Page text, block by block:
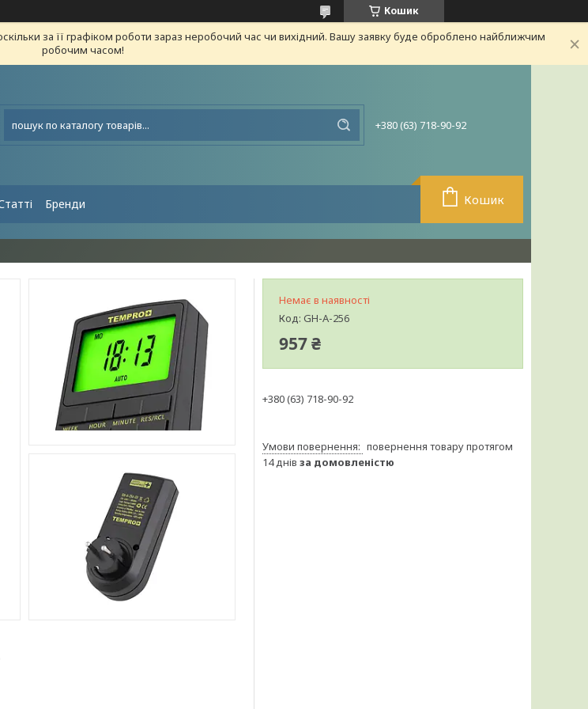
Кошик
за її графіком роботи зараз неробочий час чи вихідний. Вашу заявку буде оброблено найближчим
робочим часом!
+380 (63) 718-90-92
Бренди Кошик
Немає в наявності
Код: GH-A-256
957 ₴
+380 (63) 718-90-92
повернення товару протягом
14 днів за домовленістю